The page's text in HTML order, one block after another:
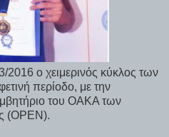
ο χειμερινός κύκλος των
περίοδο, με την
του ΟΑΚΑ των
(ΟPΕΝ).